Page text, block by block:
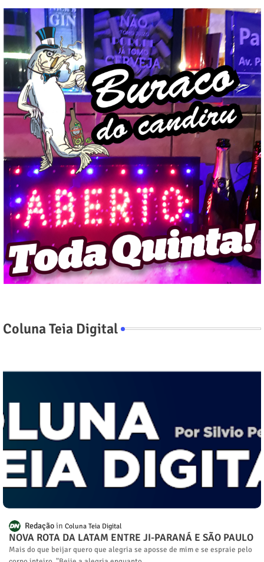
Coluna Teia Digital
Redação Coluna Teia Digital
NOVA ROTA DA LATAM ENTRE JI-PARANÁ E SÃO PAULO
Mais do que beijar quero que alegria se aposse de mim e se espraie pelo